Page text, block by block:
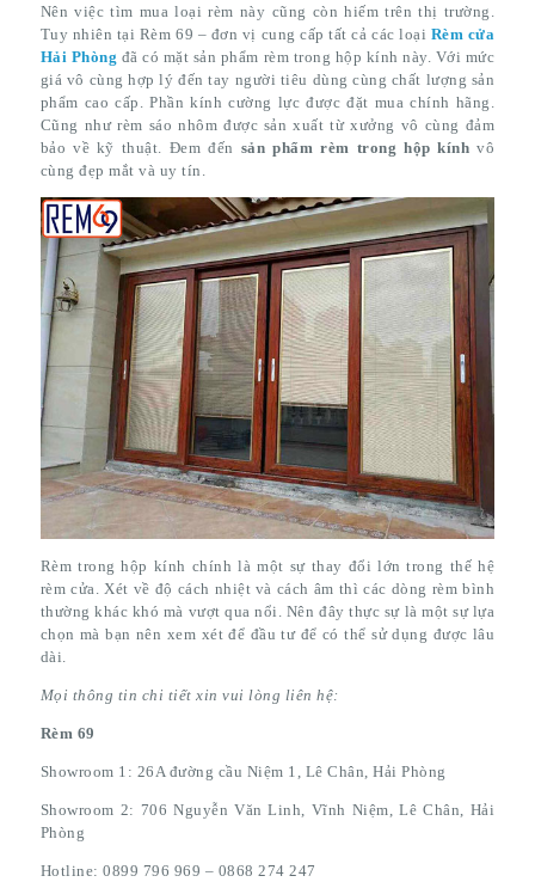
Nên việc tìm mua loại rèm này cũng còn hiếm trên thị trường.
Tuy nhiên tại Rèm 69 – đơn vị cung cấp tất cả các loại Rèm cửa
Hải Phòng đã có mặt sản phẩm rèm trong hộp kính này. Với mức
giá vô cùng hợp lý đến tay người tiêu dùng cùng chất lượng sản
phẩm cao cấp. Phần kính cường lực được đặt mua chính hãng.
Cũng như rèm sáo nhôm được sản xuất từ xưởng vô cùng đảm
bảo về kỹ thuật. Đem đến sản phẩm rèm trong hộp kính vô
cùng đẹp mắt và uy tín.
Rèm trong hộp kính chính là một sự thay đổi lớn trong thế hệ
rèm cửa. Xét về độ cách nhiệt và cách âm thì các dòng rèm bình
thường khác khó mà vượt qua nổi. Nên đây thực sự là một sự lựa
chọn mà bạn nên xem xét để đầu tư để có thể sử dụng được lâu
dài.
Mọi thông tin chi tiết xin vui lòng liên hệ:
Rèm 69
Showroom 1: 26A đường cầu Niệm 1, Lê Chân, Hải Phòng
Showroom 2: 706 Nguyễn Văn Linh, Vĩnh Niệm, Lê Chân, Hải
Phòng
Hotline: 0899 796 969 – 0868 274 247